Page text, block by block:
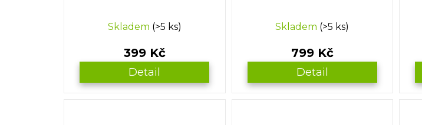
Skladem (>5 ks)
399 Kč
Detail
Skladem (>5 ks)
799 Kč
Detail